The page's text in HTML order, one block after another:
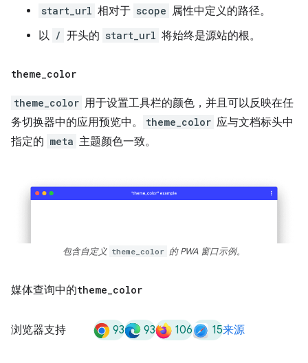
start_url 相对于 scope 属性中定义的路径。
以 / 开头的 start_url 将始终是源站的根。
theme_color
theme_color 用于设置工具栏的颜色，并且可以反映在任
务切换器中的应用预览中。
theme_color 应与文档标头中
指定的 meta 主题颜色一致。
包含自定义 theme_color 的 PWA 窗口示例。
媒体查询中的theme_color
浏览器支持 93 93 106 15来源